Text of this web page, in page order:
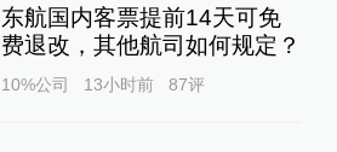
东航国内客票提前14天可免
费退改，其他航司如何规定？
10%公司 13小时前 87评